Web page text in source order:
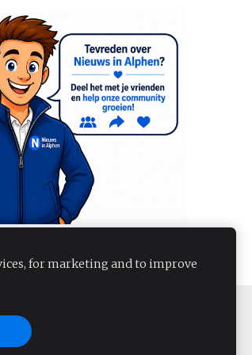
for marketing and to improve